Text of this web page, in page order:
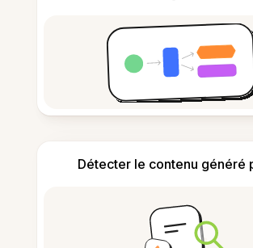
Détecter le contenu généré